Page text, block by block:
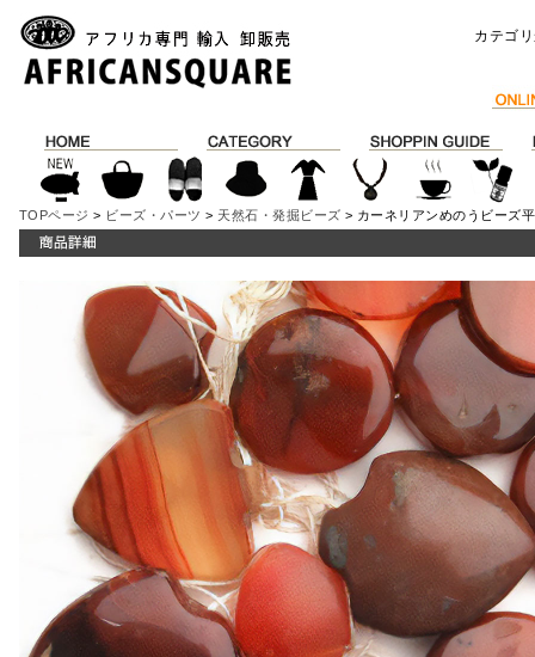
カテゴ
TOPページ > ビーズ・パーツ > 天然石・発掘ビーズ > カーネリアンめのうビーズ